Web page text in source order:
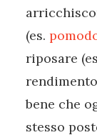
(es.
riposare
bene che
stesso